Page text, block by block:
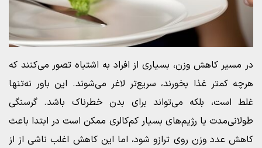
در مسیر کاهش وزن، بسیاری از افراد به اشتباه تصور می‌کنند که
هرچه کمتر غذا بخورند، سریع‌تر لاغر می‌شوند. این باور نه‌تنها
غلط است، بلکه می‌تواند برای بدن خطرناک باشد. گرسنگی
طولانی‌مدت یا رژیم‌های بسیار کم‌کالری ممکن است در ابتدا باعث
کاهش عدد وزن روی ترازو شود، اما این کاهش اغلب ناشی از از